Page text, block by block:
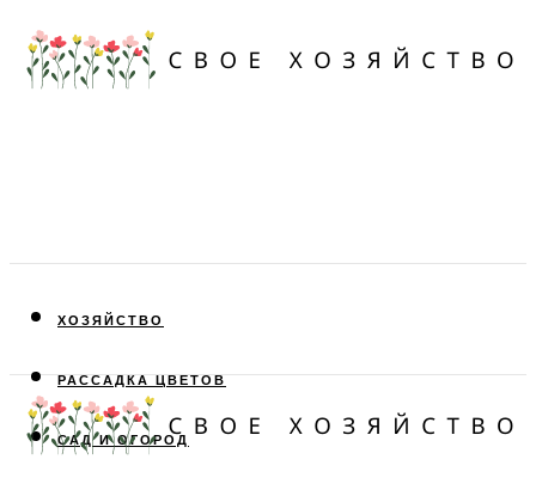
ХОЗЯЙСТВО
РАССАДКА ЦВЕТОВ
САД И ОГОРОД